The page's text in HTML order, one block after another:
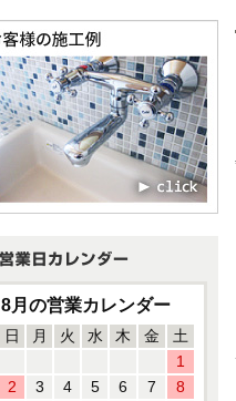
8月の営業カレンダー
日 月 火 水 木 金
土
1
2
3 4 5 6 7
8